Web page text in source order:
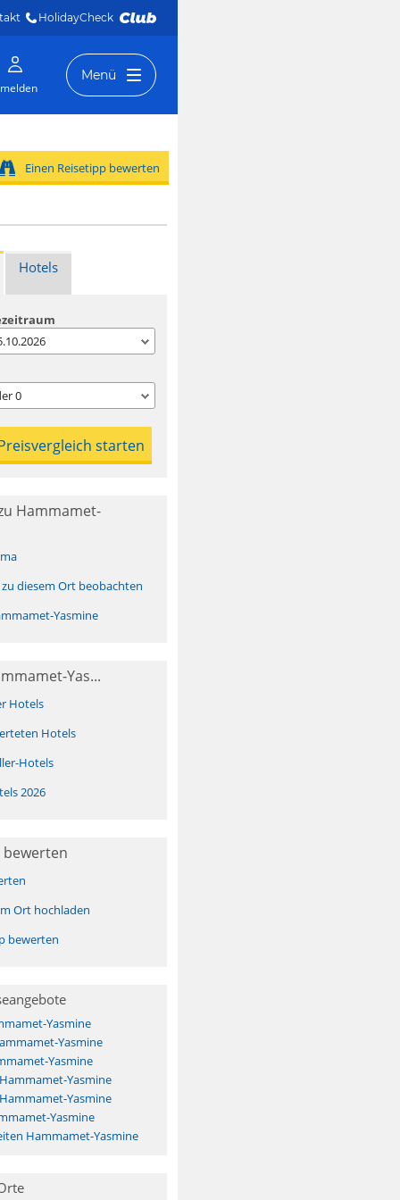
HolidayCheck
Menü
Einen Reisetipp bewerten
Hotels
0
Hammamet-
diesem Ort beobachten
Yasmine
Yas...
Hotels
Hotels
Hotels
2026
Ort hochladen
bewerten
Yasmine
Yasmine
Yasmine
Yasmine
Yasmine
Yasmine
Hammamet-Yasmine